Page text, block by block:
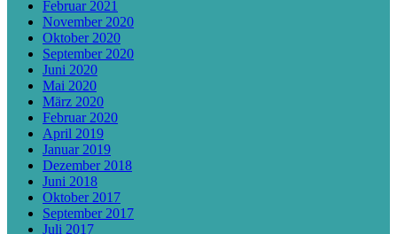
Februar 2021
November 2020
Oktober 2020
September 2020
Juni 2020
Mai 2020
März 2020
Februar 2020
April 2019
Januar 2019
Dezember 2018
Juni 2018
Oktober 2017
September 2017
Juli 2017